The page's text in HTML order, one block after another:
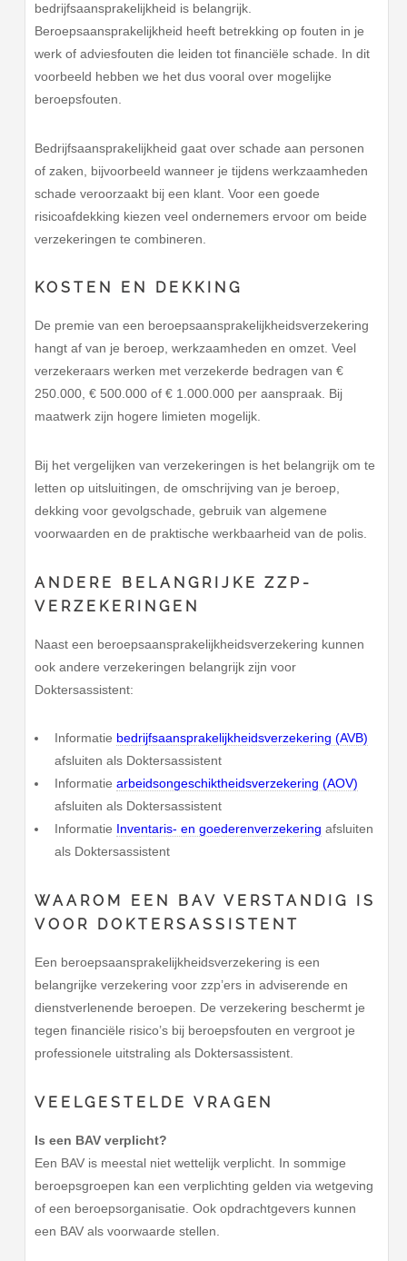
bedrijfsaansprakelijkheid is belangrijk.
Beroepsaansprakelijkheid heeft betrekking op fouten in je
werk of adviesfouten die leiden tot financiële schade. In dit
voorbeeld hebben we het dus vooral over mogelijke
beroepsfouten.
Bedrijfsaansprakelijkheid gaat over schade aan personen
of zaken, bijvoorbeeld wanneer je tijdens werkzaamheden
schade veroorzaakt bij een klant. Voor een goede
risicoafdekking kiezen veel ondernemers ervoor om beide
verzekeringen te combineren.
KOSTEN EN DEKKING
De premie van een beroepsaansprakelijkheidsverzekering
hangt af van je beroep, werkzaamheden en omzet. Veel
verzekeraars werken met verzekerde bedragen van €
250.000, € 500.000 of € 1.000.000 per aanspraak. Bij
maatwerk zijn hogere limieten mogelijk.
Bij het vergelijken van verzekeringen is het belangrijk om te
letten op uitsluitingen, de omschrijving van je beroep,
dekking voor gevolgschade, gebruik van algemene
voorwaarden en de praktische werkbaarheid van de polis.
ANDERE BELANGRIJKE ZZP-
VERZEKERINGEN
Naast een beroepsaansprakelijkheidsverzekering kunnen
ook andere verzekeringen belangrijk zijn voor
Doktersassistent:
Informatie bedrijfsaansprakelijkheidsverzekering (AVB)
afsluiten als Doktersassistent
Informatie arbeidsongeschiktheidsverzekering (AOV)
afsluiten als Doktersassistent
Informatie Inventaris- en goederenverzekering afsluiten
als Doktersassistent
WAAROM EEN BAV VERSTANDIG IS
VOOR DOKTERSASSISTENT
Een beroepsaansprakelijkheidsverzekering is een
belangrijke verzekering voor zzp’ers in adviserende en
dienstverlenende beroepen. De verzekering beschermt je
tegen financiële risico’s bij beroepsfouten en vergroot je
professionele uitstraling als Doktersassistent.
VEELGESTELDE VRAGEN
Is een BAV verplicht?
Een BAV is meestal niet wettelijk verplicht. In sommige
beroepsgroepen kan een verplichting gelden via wetgeving
of een beroepsorganisatie. Ook opdrachtgevers kunnen
een BAV als voorwaarde stellen.